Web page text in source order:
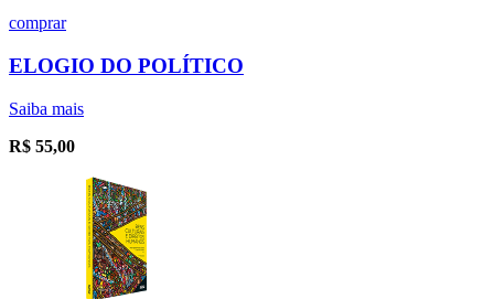
comprar
ELOGIO DO POLÍTICO
Saiba mais
R$ 55,00